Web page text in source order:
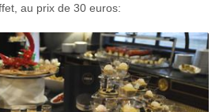
au prix de 30 euros: